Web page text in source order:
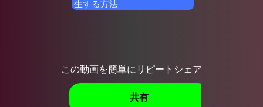
生する方法
この動画を簡単にリピートシェア
共有